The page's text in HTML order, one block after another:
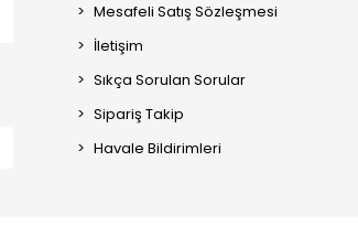
Mesafeli Satış Sözleşmesi
İletişim
Sıkça Sorulan Sorular
Sipariş Takip
Havale Bildirimleri